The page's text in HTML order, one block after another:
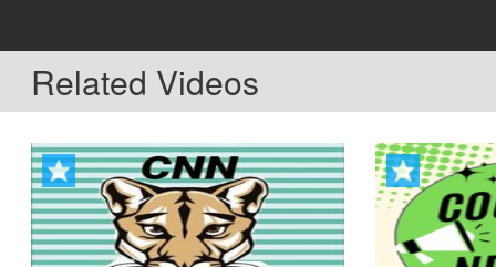
Related Videos